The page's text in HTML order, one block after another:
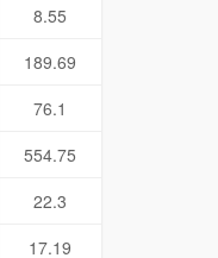
8.55
189.69
76.1
554.75
22.3
17.19